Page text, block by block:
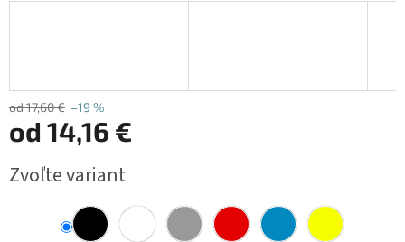
od 17,60 € –19 %
od 14,16 €
cena:
Zvoľte variant